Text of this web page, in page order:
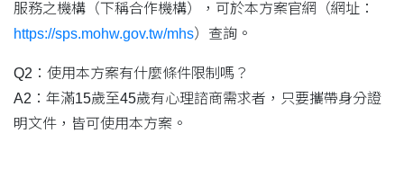
服務之機構（下稱合作機構），可於本方案官網（網址：
https://sps.mohw.gov.tw/mhs）查詢。
Q2：使用本方案有什麼條件限制嗎？
A2：年滿15歲至45歲有心理諮商需求者，只要攜帶身分證
明文件，皆可使用本方案。